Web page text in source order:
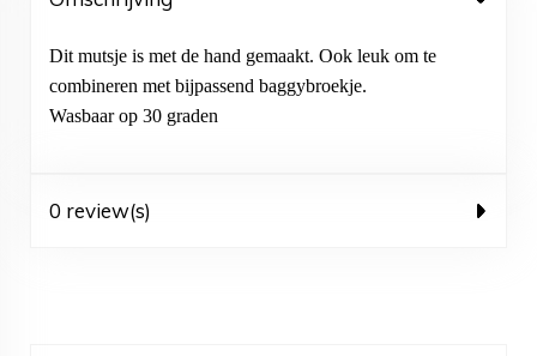
Dit mutsje is met de hand gemaakt. Ook leuk om te
combineren met bijpassend baggybroekje.
Wasbaar op 30 graden
0 review(s)